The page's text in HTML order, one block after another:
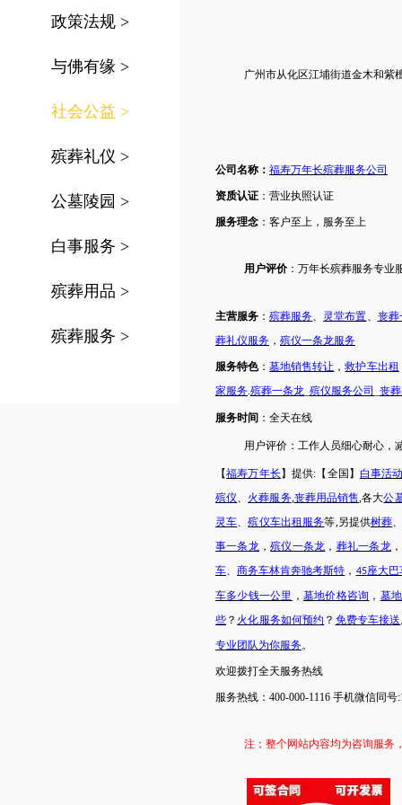
政策法规 >
与佛有缘 >
社会公益 >
殡葬礼仪 >
公墓陵园 >
白事服务 >
殡葬用品 >
殡葬服务 >
广州市从化区江埔街道金木和紫
公司名称： 福寿万年长殡葬服务公司
资质认证 ：营业执照认证
服务理念 ：客户至上，服务至上
用户评价： 万年长殡葬服务专业
主营服务 ：殡葬服务 灵堂布置
丧葬
葬礼仪服务 ， 殡仪一条龙服务
服务特色：墓地销售转让 ，救护车出租
家服务 殡葬一条龙 殡仪服务公司 丧
服务时间 ：全天在线
用户评价： 工作人员细心耐心，
【福寿万年长】提供:【全国】 白事活
殡仪
火葬服务, 丧葬用品销售 ,各大公
灵车 、殡仪车出租服务等 ,另提供树葬
事一条龙，殡仪一条龙 ， 葬礼一条龙，
车 、商务车林肯奔驰考斯特 ， 45座大巴
车多少钱一公里 ， 墓地价格咨询 ， 墓
些 ？ 火化服务如何预约 ？ 免费专车接送
专业团队为你服务。
欢迎拨打全天服务热线
服务热线： 400-000-1116 手机微信同号
注； 整个网站内容均为咨询服务